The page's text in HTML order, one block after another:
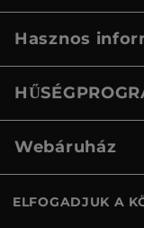
Hasznos
Webáruház
ELFOGADJUK A